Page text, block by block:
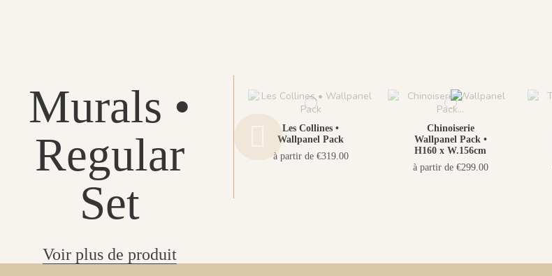
Murals •
Regular
Set
Voir plus de produit
Les Collines •
Wallpanel Pack
à partir de €319.00
Chinoiserie
Wallpanel Pack •
H160 x W.156cm
à partir de €299.00